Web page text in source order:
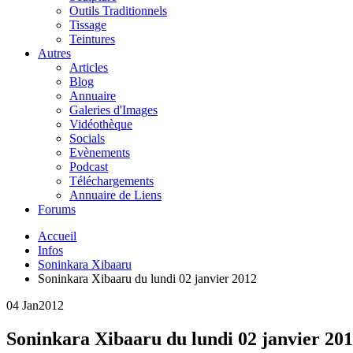
Outils Traditionnels
Tissage
Teintures
Autres
Articles
Blog
Annuaire
Galeries d'Images
Vidéothèque
Socials
Evènements
Podcast
Téléchargements
Annuaire de Liens
Forums
Accueil
Infos
Soninkara Xibaaru
Soninkara Xibaaru du lundi 02 janvier 2012
04 Jan2012
Soninkara Xibaaru du lundi 02 janvier